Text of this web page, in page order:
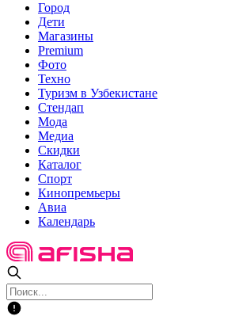
Город
Дети
Магазины
Premium
Фото
Техно
Туризм в Узбекистане
Стендап
Мода
Медиа
Скидки
Каталог
Спорт
Кинопремьеры
Авиа
Календарь